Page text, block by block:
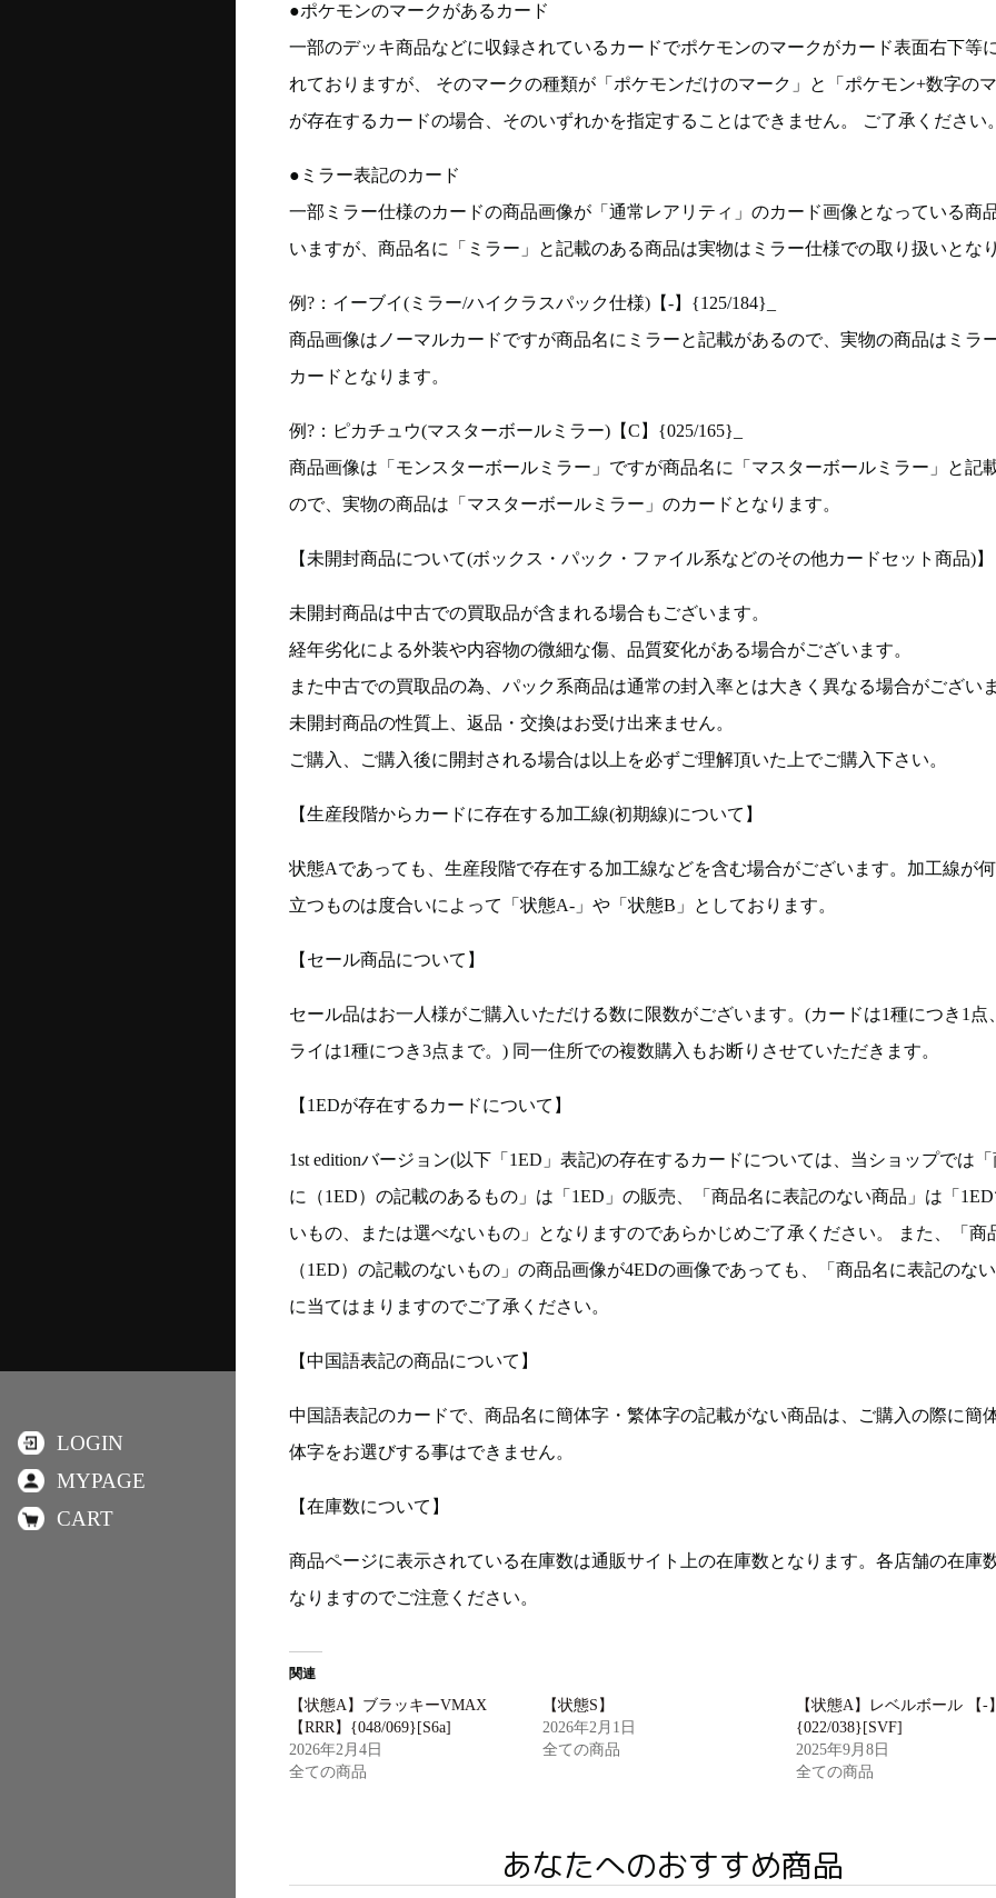
●ポケモンのマークがあるカード
一部のデッキ商品などに収録されているカードでポケモンのマークがカード表面右下等
れておりますが、 そのマークの種類が「ポケモンだけのマーク」と「ポケモン+数字のマ
が存在するカードの場合、そのいずれかを指定することはできません。 ご了承ください
●ミラー表記のカード
一部ミラー仕様のカードの商品画像が「通常レアリティ」のカード画像となっている商
いますが、商品名に「ミラー」と記載のある商品は実物はミラー仕様での取り扱いとなり
例?：イーブイ(ミラー/ハイクラスパック仕様)【-】{125/184}_
商品画像はノーマルカードですが商品名にミラーと記載があるので、実物の商品はミラ
カードとなります。
例?：ピカチュウ(マスターボールミラー)【C】{025/165}_
商品画像は「モンスターボールミラー」ですが商品名に「マスターボールミラー」と記
ので、実物の商品は「マスターボールミラー」のカードとなります。
【未開封商品について(ボックス・パック・ファイル系などのその他カードセット商品)】
未開封商品は中古での買取品が含まれる場合もございます。
経年劣化による外装や内容物の微細な傷、品質変化がある場合がございます。
また中古での買取品の為、パック系商品は通常の封入率とは大きく異なる場合がございま
未開封商品の性質上、返品・交換はお受け出来ません。
ご購入、ご購入後に開封される場合は以上を必ずご理解頂いた上でご購入下さい。
【生産段階からカードに存在する加工線(初期線)について】
状態Aであっても、生産段階で存在する加工線などを含む場合がございます。加工線が何
立つものは度合いによって「状態A-」や「状態B」としております。
【セール商品について】
セール品はお一人様がご購入いただける数に限数がございます。(カードは1種につき1点
ライは1種につき3点まで。) 同一住所での複数購入もお断りさせていただきます。
【1EDが存在するカードについて】
1st editionバージョン(以下「1ED」表記)の存在するカードについては、当ショップでは「
に（1ED）の記載のあるもの」は「1ED」の販売、「商品名に表記のない商品」は「
いもの、または選べないもの」となりますのであらかじめご了承ください。 また、「商
（1ED）の記載のないもの」の商品画像が4EDの画像であっても、「商品名に表記のない
に当てはまりますのでご了承ください。
【中国語表記の商品について】
中国語表記のカードで、商品名に簡体字・繁体字の記載がない商品は、ご購入の際に簡
体字をお選びする事はできません。
【在庫数について】
商品ページに表示されている在庫数は通販サイト上の在庫数となります。各店舗の在庫
なりますのでご注意ください。
関連
【状態A】ブラッキーVMAX
【RRR】{048/069}[S6a]
2026年2月4日
全ての商品
【状態S】
2026年2月1日
全ての商品
【状態A】レベルボール 【-】
{022/038}[SVF]
2025年9月8日
全ての商品
あなたへのおすすめ商品
LOGIN
MYPAGE
CART